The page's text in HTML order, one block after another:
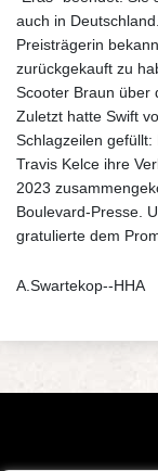
auch in
Preisträgerin
zurückgekauft zu
Scooter Braun über
Zuletzt hatte Swift
Schlagzeilen
Travis Kelce ihre
2023
Boulevard-Presse.
gratulierte dem
A.Swartekop--HHA